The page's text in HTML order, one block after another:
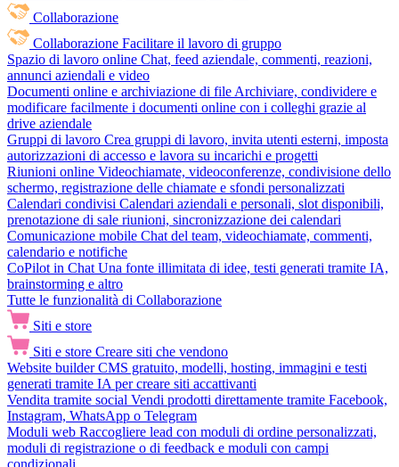
Collaborazione
Collaborazione Facilitare il lavoro di gruppo
Spazio di lavoro online Chat, feed aziendale, commenti, reazioni,
annunci aziendali e video
Documenti online e archiviazione di file Archiviare, condividere e
modificare facilmente i documenti online con i colleghi grazie al
drive aziendale
Gruppi di lavoro Crea gruppi di lavoro, invita utenti esterni, imposta
autorizzazioni di accesso e lavora su incarichi e progetti
Riunioni online Videochiamate, videoconferenze, condivisione dello
schermo, registrazione delle chiamate e sfondi personalizzati
Calendari condivisi Calendari aziendali e personali, slot disponibili,
prenotazione di sale riunioni, sincronizzazione dei calendari
Comunicazione mobile Chat del team, videochiamate, commenti,
calendario e notifiche
CoPilot in Chat Una fonte illimitata di idee, testi generati tramite IA,
brainstorming e altro
Tutte le funzionalità di Collaborazione
Siti e store
Siti e store Creare siti che vendono
Website builder CMS gratuito, modelli, hosting, immagini e testi
generati tramite IA per creare siti accattivanti
Vendita tramite social Vendi prodotti direttamente tramite Facebook,
Instagram, WhatsApp o Telegram
Moduli web Raccogliere lead con moduli di ordine personalizzati,
moduli di registrazione o di feedback e moduli con campi
condizionali